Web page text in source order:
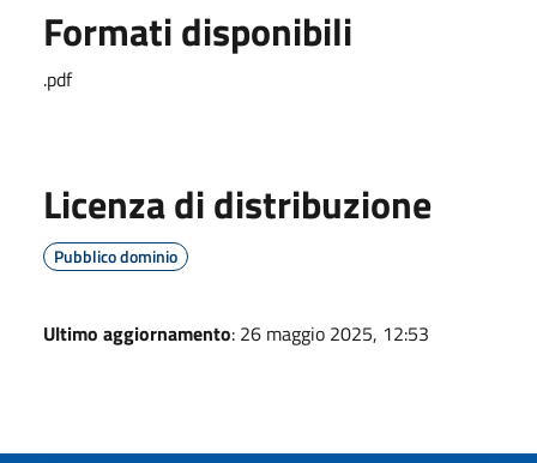
Formati disponibili
.pdf
Licenza di distribuzione
Pubblico dominio
Ultimo aggiornamento: 26 maggio 2025, 12:53